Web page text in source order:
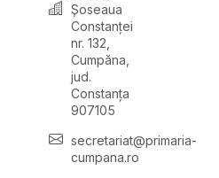
Șoseaua
Constanței
nr. 132,
Cumpăna,
jud.
Constanța
907105
secretariat@primaria-
cumpana.ro